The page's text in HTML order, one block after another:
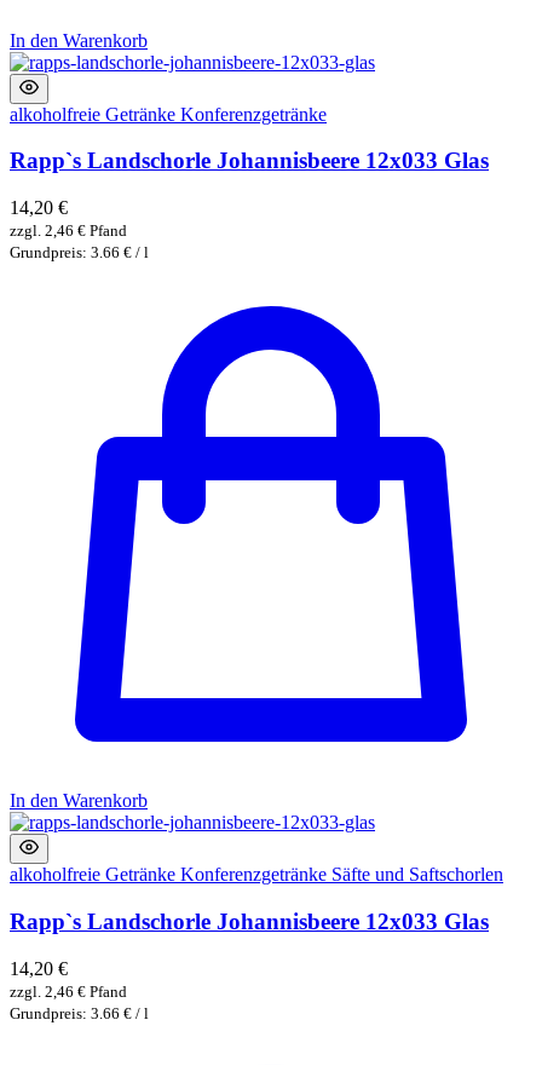
In den Warenkorb
alkoholfreie Getränke Konferenzgetränke
Rapp`s Landschorle Johannisbeere 12x033 Glas
14,20 €
zzgl. 2,46 € Pfand
Grundpreis: 3.66 € / l
In den Warenkorb
alkoholfreie Getränke Konferenzgetränke Säfte und Saftschorlen
Rapp`s Landschorle Johannisbeere 12x033 Glas
14,20 €
zzgl. 2,46 € Pfand
Grundpreis: 3.66 € / l